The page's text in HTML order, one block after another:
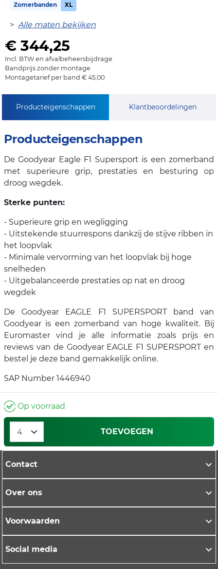
Zomerbanden XL
> Alle maten bekijken
€ 344,25
Incl. BTW en afvalbeheersbijdrage
Bandprijs zonder montage
Montagetarief per band € 45,00
Producteigenschappen Klantbeoordelingen
Producteigenschappen
De Goodyear Eagle F1 Supersport is een zomerband
met superieure grip, prestaties en besturing op
droog wegdek.
Sterke punten:
- Superieure grip en wegligging
- Uitstekende stuurrespons dankzij de stijve ribben in
het loopvlak
- Minimale vervorming van het loopvlak bij hoge
snelheden
- Uitgebalanceerde prestaties op nat en droog
wegdek
De Goodyear EAGLE F1 SUPERSPORT band van
Goodyear is een zomerband van hoge kwaliteit. Bij
Euromaster vind je alle informatie zoals prijs en
reviews van de Goodyear EAGLE F1 SUPERSPORT en
bestel je deze band gemakkelijk online.
SAP Number 1446940
Op voorraad
TOEVOEGEN
Contact
Over ons
Voorwaarden
Social media